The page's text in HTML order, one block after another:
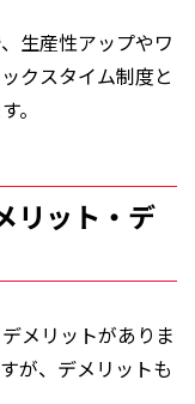
生産性アップやワ
クスタイム制度と
。
リット・デ
メリットがありま
が、デメリットも